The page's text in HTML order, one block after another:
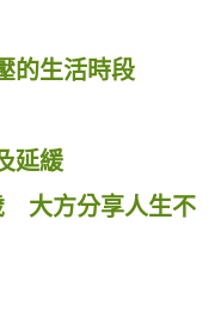
的生活時段
延緩
大方分享人生不